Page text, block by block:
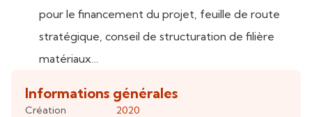
pour le financement du projet, feuille de route
stratégique, conseil de structuration de filière
matériaux…
Informations générales
Création
2020